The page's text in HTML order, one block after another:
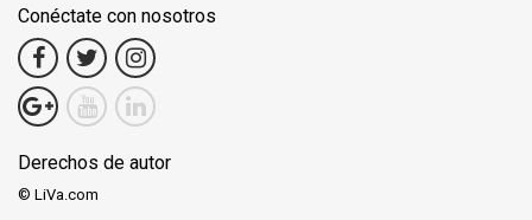
Conéctate con nosotros
Derechos de autor
© LiVa.com